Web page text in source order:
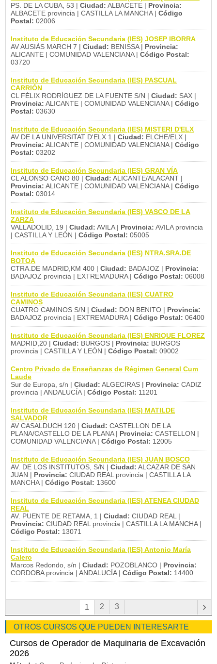
PS. DE LA CUBA, 53 | Ciudad: ALBACETE | Provincia:
ALBACETE provincia | CASTILLA LA MANCHA | Código
Postal: 02006
Instituto de Educación Secundaria (IES) JOSEP IBORRA
AV AUSIÀS MARCH 7 | Ciudad: BENISSA | Provincia:
ALICANTE | COMUNIDAD VALENCIANA | Código Postal:
03720
Instituto de Educación Secundaria (IES) PASCUAL
CARRIÓN
CL FÉLIX RODRÍGUEZ DE LA FUENTE S/N | Ciudad: SAX |
Provincia: ALICANTE | COMUNIDAD VALENCIANA | Código
Postal: 03630
Instituto de Educación Secundaria (IES) MISTERI D'ELX
AV DE LA UNIVERSITAT D'ELX 1 | Ciudad: ELCHE/ELX |
Provincia: ALICANTE | COMUNIDAD VALENCIANA | Código
Postal: 03202
Instituto de Educación Secundaria (IES) GRAN VÍA
CL ALONSO CANO 80 | Ciudad: ALICANTE/ALACANT |
Provincia: ALICANTE | COMUNIDAD VALENCIANA | Código
Postal: 03014
Instituto de Educación Secundaria (IES) VASCO DE LA
ZARZA
VALLADOLID, 19 | Ciudad: AVILA | Provincia: AVILA provincia
| CASTILLA Y LEÓN | Código Postal: 05005
Instituto de Educación Secundaria (IES) NTRA.SRA.DE
BOTOA
CTRA.DE MADRID,KM 400 | Ciudad: BADAJOZ | Provincia:
BADAJOZ provincia | EXTREMADURA | Código Postal: 06008
Instituto de Educación Secundaria (IES) CUATRO
CAMINOS
CUATRO CAMINOS S/N | Ciudad: DON BENITO | Provincia:
BADAJOZ provincia | EXTREMADURA | Código Postal: 06400
Instituto de Educación Secundaria (IES) ENRIQUE FLOREZ
MADRID,20 | Ciudad: BURGOS | Provincia: BURGOS
provincia | CASTILLA Y LEÓN | Código Postal: 09002
Centro Privado de Enseñanzas de Régimen General Cum
Laude
Sur de Europa, s/n | Ciudad: ALGECIRAS | Provincia: CADIZ
provincia | ANDALUCÍA | Código Postal: 11201
Instituto de Educación Secundaria (IES) MATILDE
SALVADOR
AV CASALDUCH 120 | Ciudad: CASTELLON DE LA
PLANA/CASTELLO DE LA PLANA | Provincia: CASTELLON |
COMUNIDAD VALENCIANA | Código Postal: 12005
Instituto de Educación Secundaria (IES) JUAN BOSCO
AV. DE LOS INSTITUTOS, S/N | Ciudad: ALCAZAR DE SAN
JUAN | Provincia: CIUDAD REAL provincia | CASTILLA LA
MANCHA | Código Postal: 13600
Instituto de Educación Secundaria (IES) ATENEA CIUDAD
REAL
AV. PUENTE DE RETAMA, 1 | Ciudad: CIUDAD REAL |
Provincia: CIUDAD REAL provincia | CASTILLA LA MANCHA |
Código Postal: 13071
Instituto de Educación Secundaria (IES) Antonio María
Calero
Marcos Redondo, s/n | Ciudad: POZOBLANCO | Provincia:
CORDOBA provincia | ANDALUCÍA | Código Postal: 14400
1 2 3 ›
OTROS CURSOS QUE PUEDEN INTERESARTE
Cursos de Operador de Maquinaria de Excavación
2026